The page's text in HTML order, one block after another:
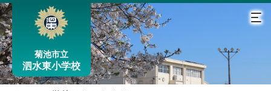
菊池市立
泗水東小学校